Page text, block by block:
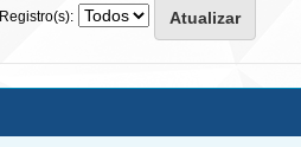
Registro(s):